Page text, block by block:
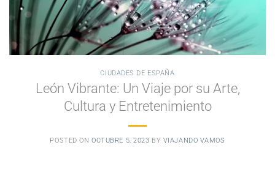
CIUDADES DE ESPAÑA
León Vibrante: Un Viaje por su Arte,
Cultura y Entretenimiento
POSTED ONOCTUBRE 5, 2023 BY VIAJANDO VAMOS